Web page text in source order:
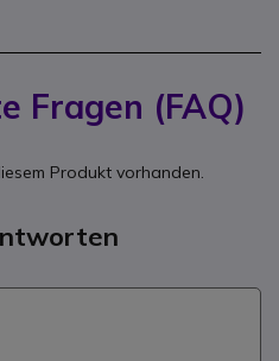
Fragen (FAQ)
Produkt vorhanden.